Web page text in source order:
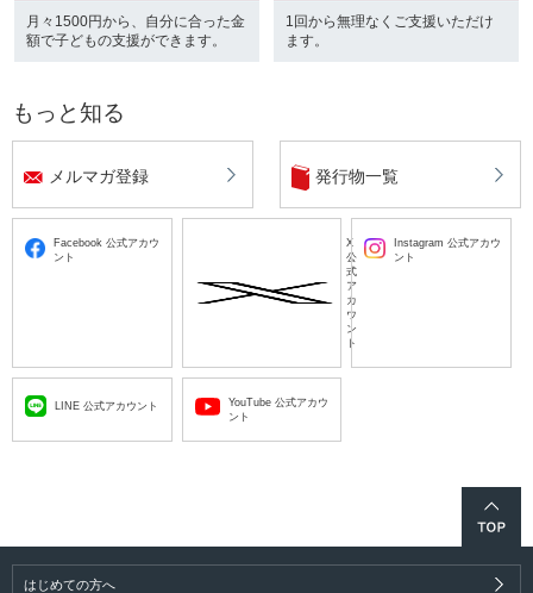
月々1500円から、自分に合った金
額で子どもの支援ができます。
1回から無理なくご支援いただけ
ます。
もっと知る
メルマガ登録 発行物一覧
Facebook 公式アカウ
ント
X
公
式
ア
カ
ウ
ン
ト
Instagram 公式アカウ
ント
LINE 公式アカウント
YouTube 公式アカウ
ント
はじめての方へ